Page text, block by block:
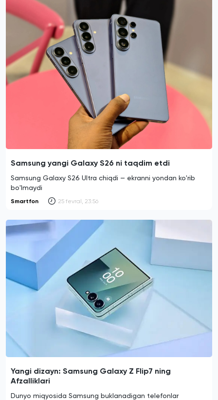
Samsung yangi Galaxy S26 ni taqdim etdi
Samsung Galaxy S26 Ultra chiqdi — ekranni yondan ko'rib
bo'lmaydi
Smartfon 25 fevral, 23:56
Yangi dizayn: Samsung Galaxy Z Flip7 ning
Afzalliklari
Dunyo miqyosida Samsung buklanadigan telefonlar